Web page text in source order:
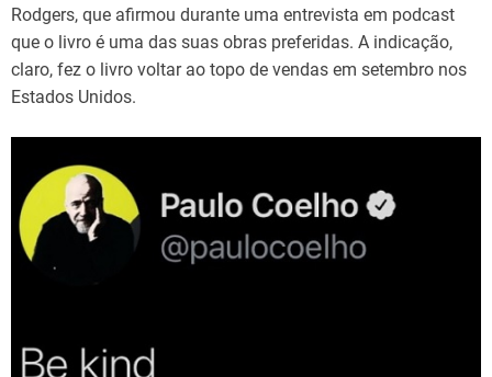
Rodgers, que afirmou durante uma entrevista em podcast
que o livro é uma das suas obras preferidas. A indicação,
claro, fez o livro voltar ao topo de vendas em setembro nos
Estados Unidos.